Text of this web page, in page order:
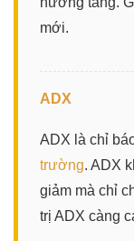
mới.
ADX
ADX là chỉ
trường. ADX
giảm mà chỉ
trị ADX càng